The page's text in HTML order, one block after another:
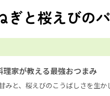
ぎと桜えびの
理家が教える最強おつまみ
みと、桜えびのこうばしさを生か